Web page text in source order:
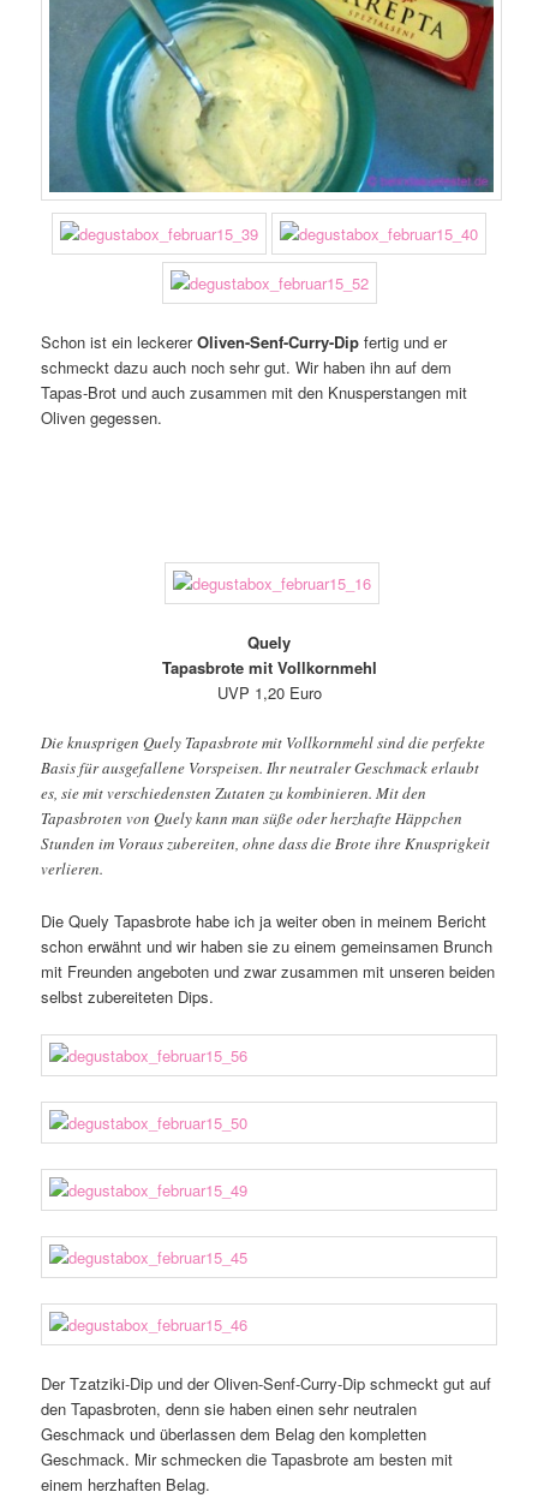
Schon ist ein leckererOliven-Senf-Curry-Dip fertig und er
schmeckt dazu auch noch sehr gut. Wir haben ihn auf dem
Tapas-Brot und auch zusammen mit den Knusperstangen mit
Oliven gegessen.
Quely
Tapasbrote mit Vollkornmehl
UVP 1,20 Euro
Die knusprigen Quely Tapasbrote mit Vollkornmehl sind die perfekte
Basis für ausgefallene Vorspeisen. Ihr neutraler Geschmack erlaubt
es, sie mit verschiedensten Zutaten zu kombinieren. Mit den
Tapasbroten von Quely kann man süße oder herzhafte Häppchen
Stunden im Voraus zubereiten, ohne dass die Brote ihre Knusprigkeit
verlieren.
Die Quely Tapasbrote habe ich ja weiter oben in meinem Bericht
schon erwähnt und wir haben sie zu einem gemeinsamen Brunch
mit Freunden angeboten und zwar zusammen mit unseren beiden
selbst zubereiteten Dips.
Der Tzatziki-Dip und der Oliven-Senf-Curry-Dip schmeckt gut auf
den Tapasbroten, denn sie haben einen sehr neutralen
Geschmack und überlassen dem Belag den kompletten
Geschmack. Mir schmecken die Tapasbrote am besten mit
einem herzhaften Belag.